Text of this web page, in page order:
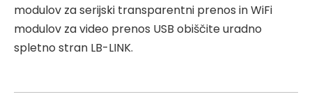
modulov za serijski transparentni prenos in WiFi
modulov za video prenos USB obiščite uradno
spletno stran LB-LINK.